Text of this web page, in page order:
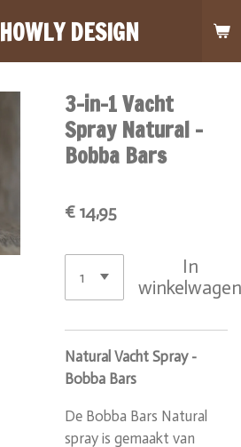
HOWLY DESIGN
3-in-1 Vacht
Spray Natural -
Bobba Bars
€ 14,95
In
Natural Vacht Spray -
Bobba Bars
De Bobba Bars Natural
spray is gemaakt van